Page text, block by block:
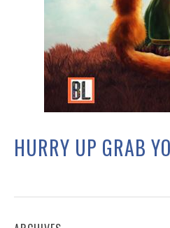
HURRY UP GRAB